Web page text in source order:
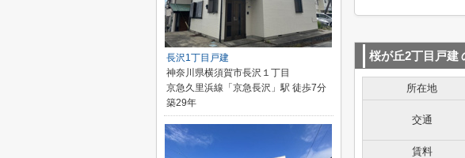
桜が丘2丁目戸建
所在地
交通
賃料
長沢1丁目戸建
神奈川県横須賀市長沢１丁目
京急久里浜線「京急長沢」駅 徒歩7分
築29年